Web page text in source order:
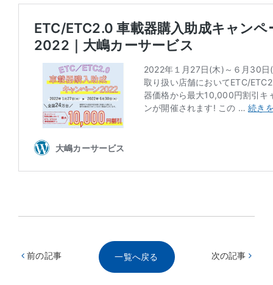
一覧へ戻る
前の記事 次の記事